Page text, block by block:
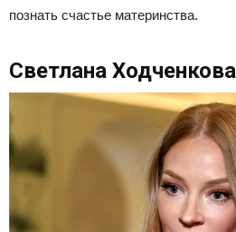
познать счастье материнства.
Светлана Ходченкова